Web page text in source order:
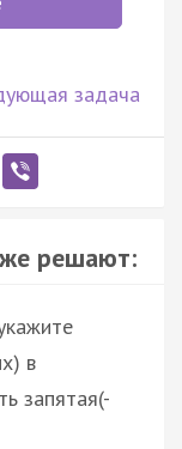
задача
решают:
в
запятая(-